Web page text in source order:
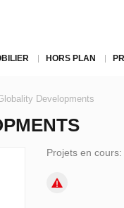
HORS PLAN
Developments
Projets en cours: